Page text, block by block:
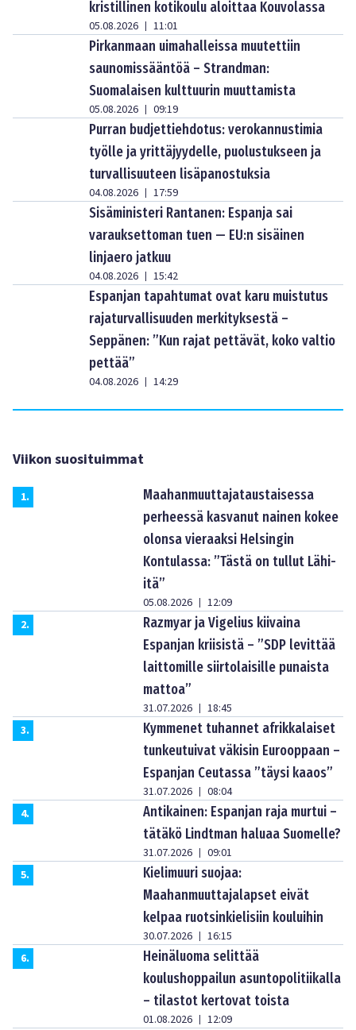
kristillinen kotikoulu aloittaa Kouvolassa
05.08.2026 | 11:01
Pirkanmaan uimahalleissa muutettiin
saunomissääntöä – Strandman:
Suomalaisen kulttuurin muuttamista
05.08.2026 | 09:19
Purran budjettiehdotus: verokannustimia
työlle ja yrittäjyydelle, puolustukseen ja
turvallisuuteen lisäpanostuksia
04.08.2026 | 17:59
Sisäministeri Rantanen: Espanja sai
varauksettoman tuen — EU:n sisäinen
linjaero jatkuu
04.08.2026 | 15:42
Espanjan tapahtumat ovat karu muistutus
rajaturvallisuuden merkityksestä –
Seppänen: ”Kun rajat pettävät, koko valtio
pettää”
04.08.2026 | 14:29
Viikon suosituimmat
1.
Maahanmuuttajataustaisessa
perheessä kasvanut nainen kokee
olonsa vieraaksi Helsingin
Kontulassa: ”Tästä on tullut Lähi-
itä”
05.08.2026 | 12:09
2.
Razmyar ja Vigelius kiivaina
Espanjan kriisistä – ”SDP levittää
laittomille siirtolaisille punaista
mattoa”
31.07.2026 | 18:45
3.
Kymmenet tuhannet afrikkalaiset
tunkeutuivat väkisin Eurooppaan –
Espanjan Ceutassa ”täysi kaaos”
31.07.2026 | 08:04
4.
Antikainen: Espanjan raja murtui –
tätäkö Lindtman haluaa Suomelle?
31.07.2026 | 09:01
5.
Kielimuuri suojaa:
Maahanmuuttajalapset eivät
kelpaa ruotsinkielisiin kouluihin
30.07.2026 | 16:15
6.
Heinäluoma selittää
koulushoppailun asuntopolitiikalla
– tilastot kertovat toista
01.08.2026 | 12:09